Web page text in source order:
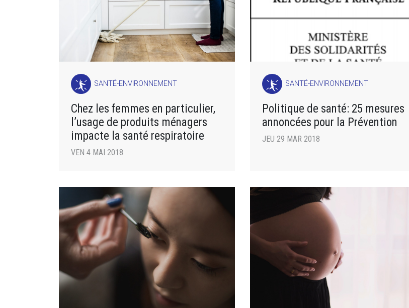
SANTÉ-ENVIRONNEMENT
Chez les femmes en particulier,
l’usage de produits ménagers
impacte la santé respiratoire
VEN 4 MAI 2018
SANTÉ-ENVIRONNEMENT
Politique de santé: 25 mesures
annoncées pour la Prévention
JEU 29 MAR 2018